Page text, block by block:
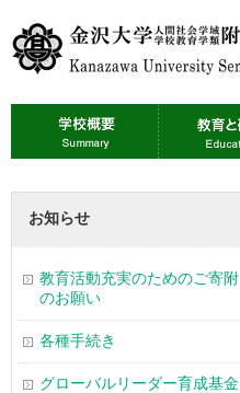
お知らせ
教育活動充実のためのご寄附
のお願い
各種手続き
グローバルリーダー育成基金